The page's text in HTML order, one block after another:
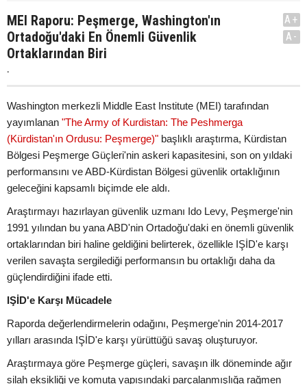
MEI Raporu: Peşmerge, Washington'ın
Ortadoğu'daki En Önemli Güvenlik
Ortaklarından Biri
.
A+
A-
Washington merkezli Middle East Institute (MEI) tarafından
yayımlanan "The Army of Kurdistan: The Peshmerga
(Kürdistan'ın Ordusu: Peşmerge)" başlıklı araştırma, Kürdistan
Bölgesi Peşmerge Güçleri'nin askeri kapasitesini, son on yıldaki
performansını ve ABD-Kürdistan Bölgesi güvenlik ortaklığının
geleceğini kapsamlı biçimde ele aldı.
Araştırmayı hazırlayan güvenlik uzmanı Ido Levy, Peşmerge'nin
1991 yılından bu yana ABD'nin Ortadoğu'daki en önemli güvenlik
ortaklarından biri haline geldiğini belirterek, özellikle IŞİD'e karşı
verilen savaşta sergilediği performansın bu ortaklığı daha da
güçlendirdiğini ifade etti.
IŞİD'e Karşı Mücadele
Raporda değerlendirmelerin odağını, Peşmerge'nin 2014-2017
yılları arasında IŞİD'e karşı yürüttüğü savaş oluşturuyor.
Araştırmaya göre Peşmerge güçleri, savaşın ilk döneminde ağır
silah eksikliği ve komuta yapısındaki parçalanmışlığa rağmen